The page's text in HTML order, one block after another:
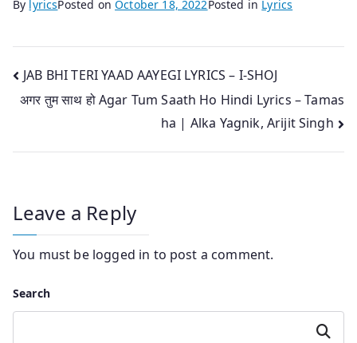
By lyricsPosted onOctober 18, 2022Posted in Lyrics
Post
navigation
JAB BHI TERI YAAD AAYEGI LYRICS – I-SHOJ
अगर तुम साथ हो Agar Tum Saath Ho Hindi Lyrics – Tamas
ha | Alka Yagnik, Arijit Singh
Leave a Reply
You must be logged in to post a comment.
Search
Search